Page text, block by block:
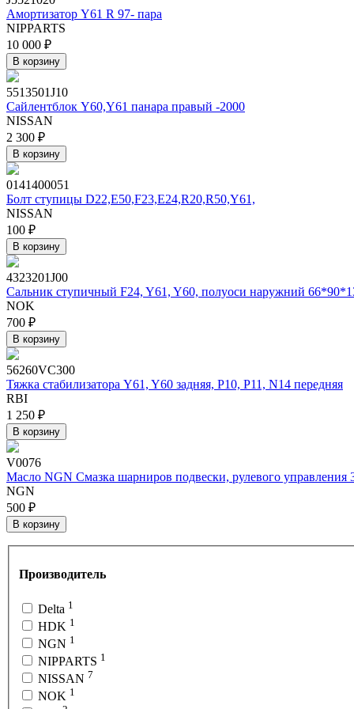
Амортизатор Y61 R 97- пара
NIPPARTS
10 000 ₽
В корзину
5513501J10
Сайлентблок Y60,Y61 панара правый -2000
NISSAN
2 300 ₽
В корзину
0141400051
Болт ступицы D22,E50,F23,E24,R20,R50,Y61,
NISSAN
100 ₽
В корзину
4323201J00
Сальник ступичный F24, Y61, Y60, полуоси наружний
NOK
700 ₽
В корзину
56260VC300
Тяжка стабилизатора Y61, Y60 задняя, P10, P11, N14 передняя
RBI
1 250 ₽
В корзину
V0076
Масло NGN Смазка шарниров подвески, рулевого управления
NGN
500 ₽
В корзину
Производитель
Delta 1
HDK 1
NGN 1
NIPPARTS 1
NISSAN 7
NOK 1